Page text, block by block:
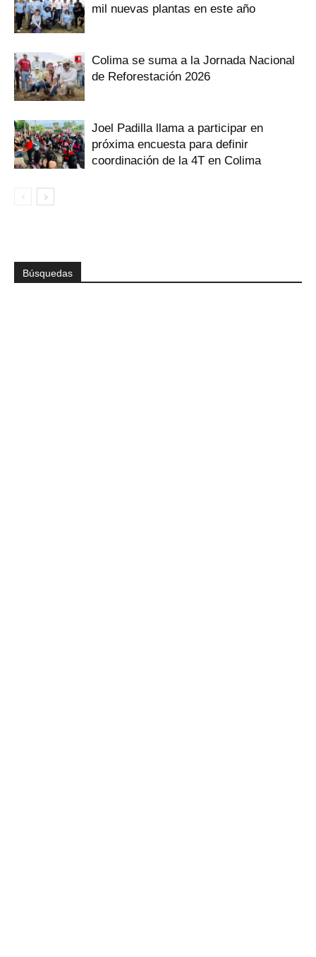
mil nuevas plantas en este año
Colima se suma a la Jornada Nacional
de Reforestación 2026
Joel Padilla llama a participar en
próxima encuesta para definir
coordinación de la 4T en Colima
Búsquedas